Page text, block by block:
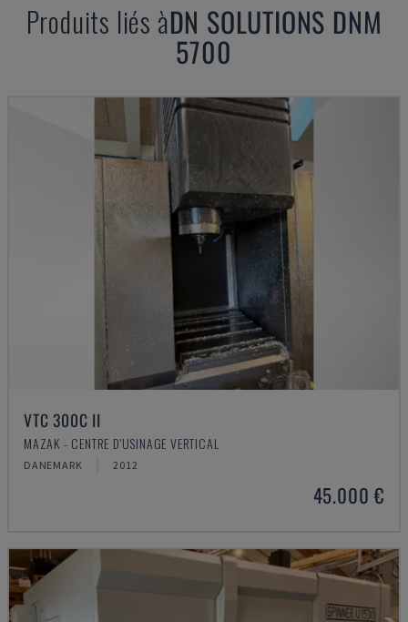
Produits liés àDN SOLUTIONS DNM
5700
VTC 300C II
MAZAK - CENTRE D'USINAGE VERTICAL
DANEMARK 2012
45.000 €